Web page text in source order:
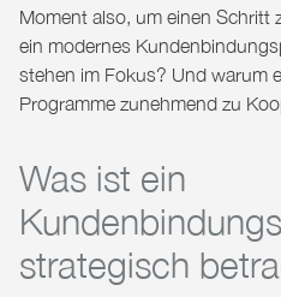
Moment also, um einen Schritt
ein modernes
stehen im Fokus? Und warum
Programme zunehmend zu
Was ist ein
strategisch